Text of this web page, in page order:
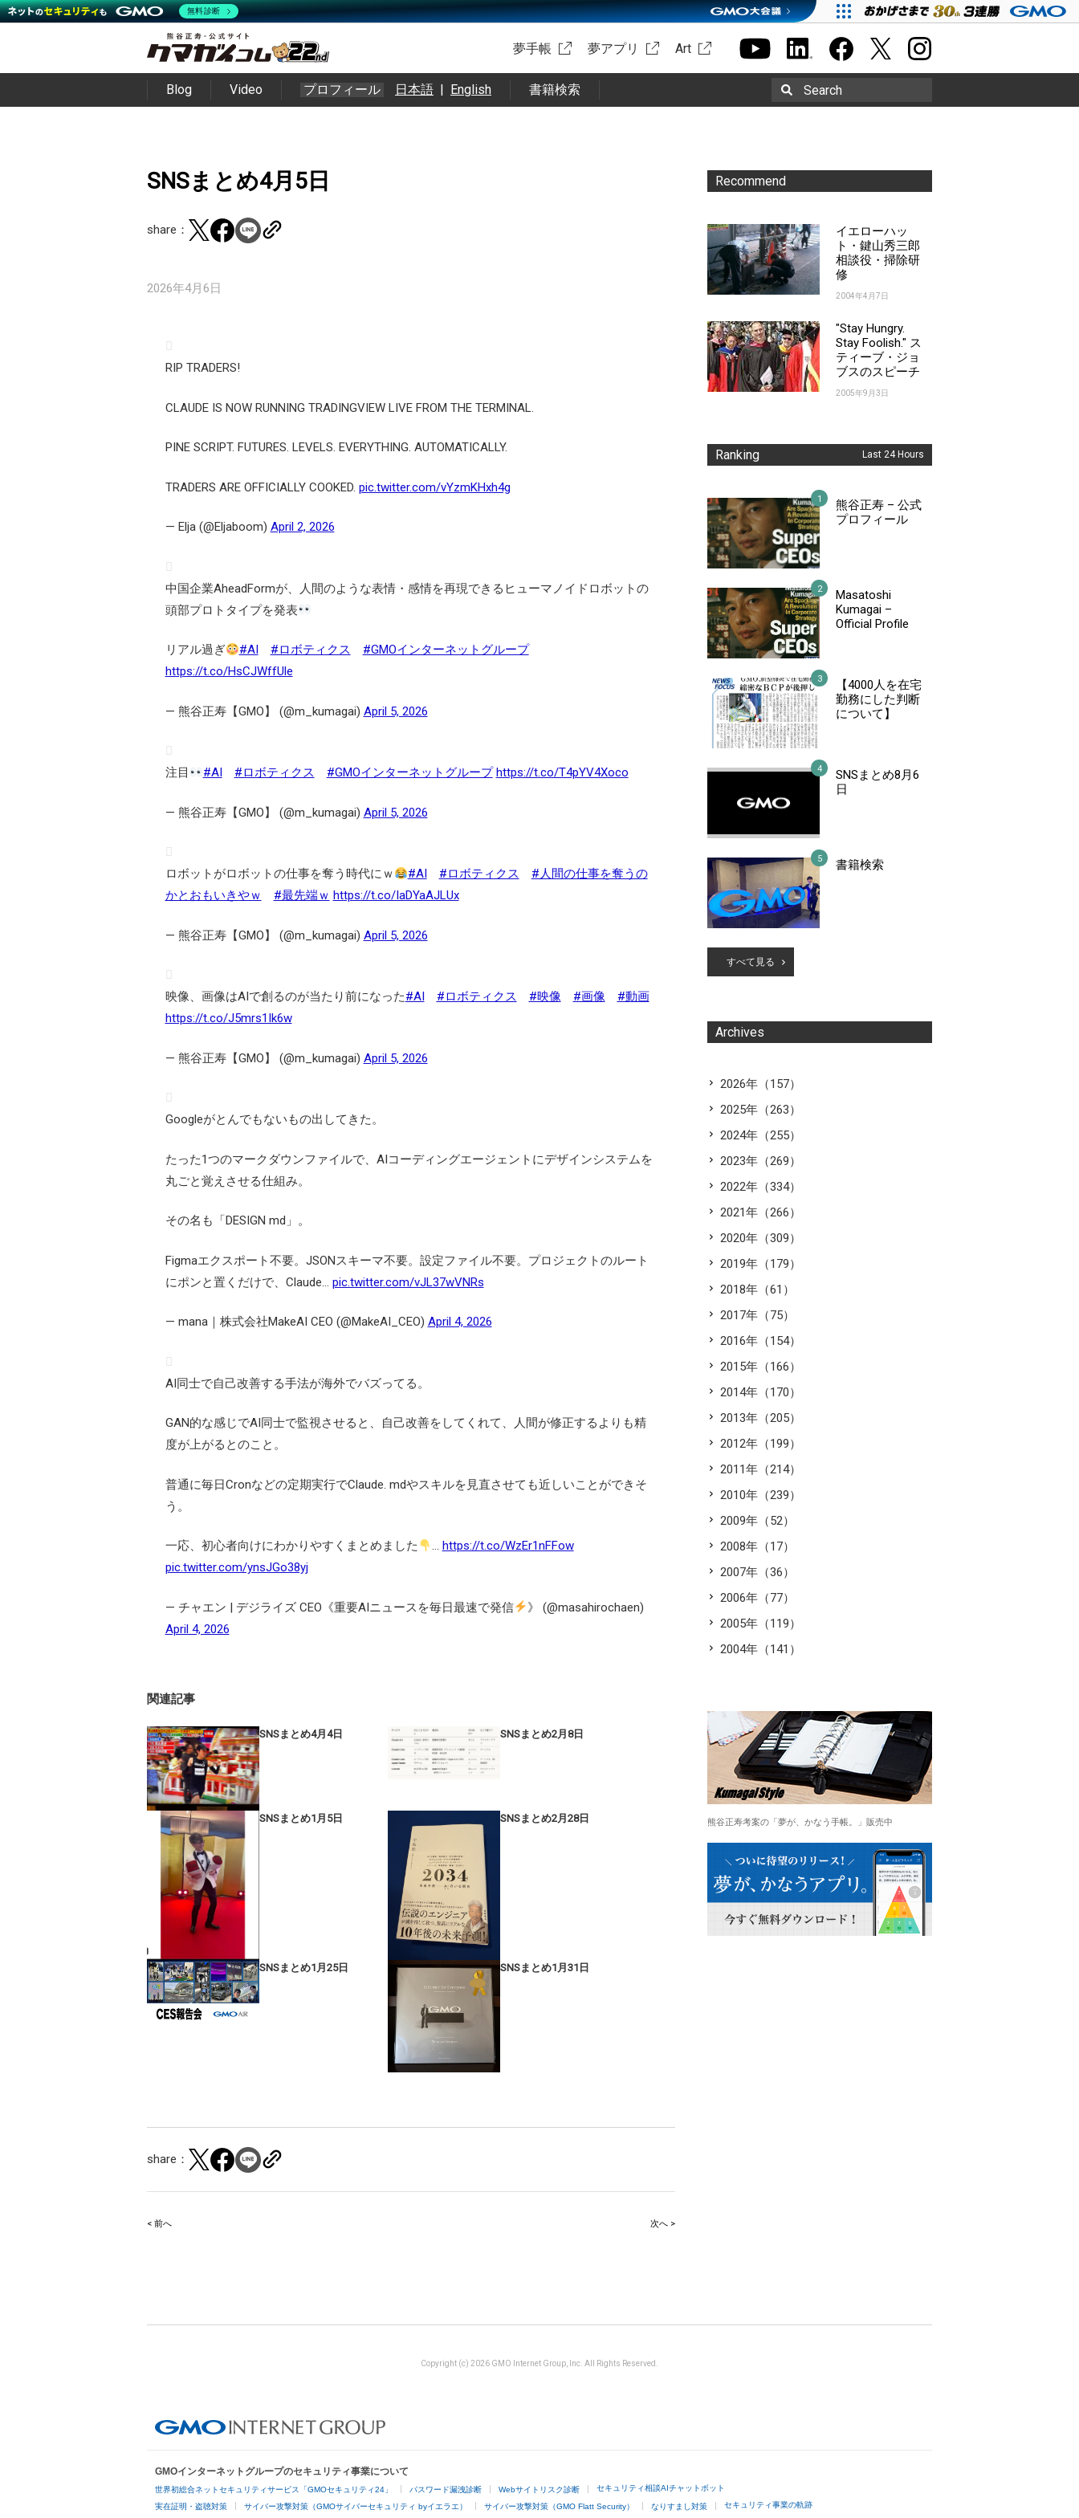
夢手帳 夢アプリ Art
Blog Video プロフィール 日本語 | English 書籍検索 Search
SNSまとめ4月5日
share：
2026年4月6日
RIP TRADERS!
CLAUDE IS NOW RUNNING TRADINGVIEW LIVE FROM THE TERMINAL.
PINE SCRIPT. FUTURES. LEVELS. EVERYTHING. AUTOMATICALLY.
TRADERS ARE OFFICIALLY COOKED. pic.twitter.com/vYzmKHxh4g
— Elja (@Eljaboom) April 2, 2026
中国企業AheadFormが、人間のような表情・感情を再現できるヒューマノイドロボットの
頭部プロトタイプを発表
リアル過ぎ #AI #ロボティクス
#GMOインターネットグループ
https://t.co/HsCJWffUle
— 熊谷正寿【GMO】 (@m_kumagai) April 5, 2026
注目 #AI #ロボティクス #GMOインターネットグループ https://t.co/T4pYV4Xoco
— 熊谷正寿【GMO】 (@m_kumagai) April 5, 2026
ロボットがロボットの仕事を奪う時代にｗ #AI #ロボティクス
#人間の仕事を奪うの
かとおもいきやｗ
#最先端ｗ https://t.co/IaDYaAJLUx
— 熊谷正寿【GMO】 (@m_kumagai) April 5, 2026
映像、画像はAIで創るのが当たり前になった#AI #ロボティクス #映像 #画像
#動画
https://t.co/J5mrs1Ik6w
— 熊谷正寿【GMO】 (@m_kumagai) April 5, 2026
Googleがとんでもないもの出してきた。
たった1つのマークダウンファイルで、AIコーディングエージェントにデザインシステムを
丸ごと覚えさせる仕組み。
その名も「DESIGN md」。
Figmaエクスポート不要。JSONスキーマ不要。設定ファイル不要。プロジェクトのルート
にポンと置くだけで、Claude… pic.twitter.com/vJL37wVNRs
— mana｜株式会社MakeAI CEO (@MakeAI_CEO) April 4, 2026
AI同士で自己改善する手法が海外でバズってる。
GAN的な感じでAI同士で監視させると、自己改善をしてくれて、人間が修正するよりも精
度が上がるとのこと。
普通に毎日Cronなどの定期実行でClaude. mdやスキルを見直させても近しいことができそ
う。
一応、初心者向けにわかりやすくまとめました … https://t.co/WzEr1nFFow
pic.twitter.com/ynsJGo38yj
— チャエン | デジライズ CEO《重要AIニュースを毎日最速で発信
》 (@masahirochaen)
April 4, 2026
関連記事
SNSまとめ4月4日 SNSまとめ2月8日
SNSまとめ1月5日 SNSまとめ2月28日
SNSまとめ1月25日 SNSまとめ1月31日
share：
Post
< 前へ 次へ >
Recommend
イエローハッ
ト・鍵山秀三郎
相談役・掃除研
修
2004年4月7日
"Stay Hungry.
Stay Foolish." ス
ティーブ・ジョ
ブスのスピーチ
2005年9月3日
Ranking Last 24 Hours
熊谷正寿 – 公式
プロフィール
Masatoshi
Kumagai –
Official Profile
【4000人を在宅
勤務にした判断
について】
SNSまとめ8月6
日
書籍検索
すべて見る
Archives
2026年（157）
2025年（263）
2024年（255）
2023年（269）
2022年（334）
2021年（266）
2020年（309）
2019年（179）
2018年（61）
2017年（75）
2016年（154）
2015年（166）
2014年（170）
2013年（205）
2012年（199）
2011年（214）
2010年（239）
2009年（52）
2008年（17）
2007年（36）
2006年（77）
2005年（119）
2004年（141）
熊谷正寿考案の「夢が、かなう手帳。」販売中
Copyright (c) 2026 GMO Internet Group, Inc. All Rights Reserved.
GMOインターネットグループのセキュリティ事業について
世界初総合ネットセキュリティサービス「GMOセキュリティ24」 パスワード漏洩診断 Webサイトリスク診断 セキュリティ相談AIチャットボット
実在証明・盗聴対策 サイバー攻撃対策（GMOサイバーセキュリティ byイエラエ） サイバー攻撃対策（GMO Flatt Security） なりすまし対策 セキュリティ事業の軌跡
無料診断